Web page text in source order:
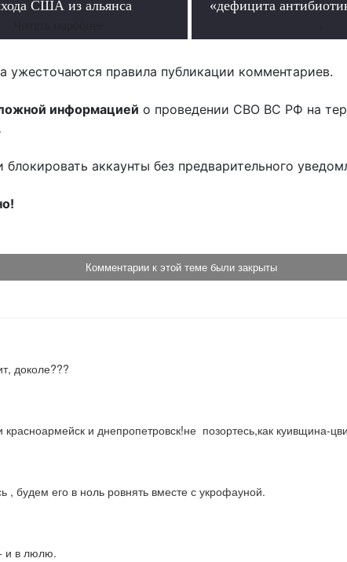
США из альянса
«дефицита
ужесточаются правила публикации комментариев.
информацией о проведении СВО ВС РФ на
аккаунты без предварительного
Комментарии к этой теме были закрыты
доколе???
и днепропетровск!не  позортесь,как куивщина-
, будем его в ноль ровнять вместе с укрофауной.
и в люлю.